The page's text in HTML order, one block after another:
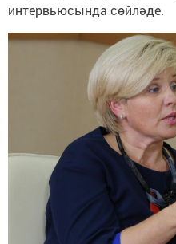
интервьюсында сөйләде.